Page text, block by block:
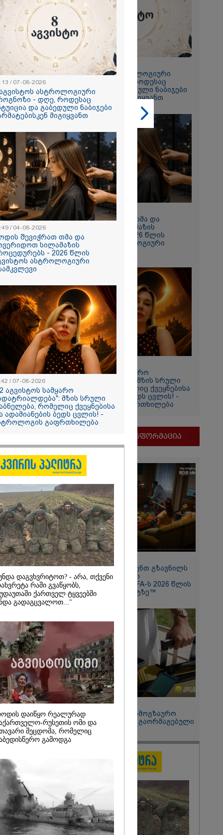
იმნაძის
- ეკა
ზღვამ კიდევ
გამორიყა,
სამაშველო"
რა
იმნაძის
- ეკა
სამშობლოს
როგორ
გვარამია
ირაკლი
23:13 / 07-08-2026
8 აგვისტოს ასტროლოგიური
პროგნოზი - დღე, როდესაც
ინტუიცია და გაბედული ნაბიჯები
წარმატებისკენ მიგიყვანთ
10:49 / 04-08-2026
როდის შევიჭრათ თმა და
მოვერიდოთ სილამაზის
პროცედურებს - 2026 წლის
აგვისტოს ასტროლოგიური
გზამკვლევი
11:42 / 07-08-2026
"12 აგვისტოს სამყარო
გადატრიალდება": მზის სრული
დაბნელება, რომელიც ქვეყნებისა
და ადამიანების ბედს ცვლის! -
ასტროლოგის გაფრთხილება
მნიშვნელოვანი ინფორმაცია
11:13 / 05-08-2026
Hisense წარმოგიდგენთ გზავნილს
"ინოვაციები უკეთესი
ცხოვრებისათვის" FIFA-ს 2026 წლის
მსოფლიო ჩემპიონატზე™
15:49 / 06-08-2026
შეიძინე ალდაგის სამოგზაურო
დაზღვევა და მიიღე გაორმაგებული
ინტერნეტი
/ 07-08-2026
ასტროლოგიური
- დღე, როდესაც
და გაბედული ნაბიჯები
მიგიყვანთ
/ 04-08-2026
შევიჭრათ თმა და
სილამაზის
- 2026 წლის
ასტროლოგიური
/ 07-08-2026
აგვისტოს სამყარო
მზის სრული
რომელიც ქვეყნებისა
ადამიანების ბედს ცვლის! -
გაფრთხილება
დაგვხვრიტოთ? - არა, თქვენი
რაში გვაწყობს,
ქართველ ტყვეებში
გადაგცვალოთ..."
დაიწყო რეალურად
რუსეთის ომი და
შეცდომა, რომელიც
გამოდგა